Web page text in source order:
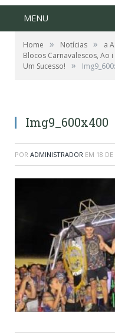
MENU
Home » Notícias »
a
Blocos Carnavalescos, Ao
Um Sucesso!
»
Img9_600x400
POR ADMINISTRADOR EM 18